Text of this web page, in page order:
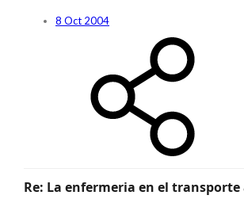
8 Oct 2004
Re: La enfermeria en el